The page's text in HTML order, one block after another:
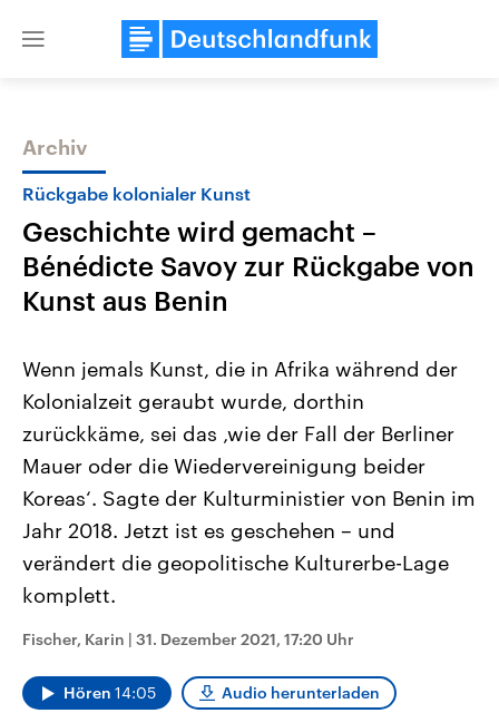
Close
Themen
Aktuelle Beiträge, Analysen und
Hintergründe
Wirtschaftlich und militärisch
gehören die Vereinigten Staaten zu
den mächtigsten Ländern der Erde,
mit großem Einfluss auf das
aktuelle Weltgeschehen.
Aktuelle Lage und
Der Überfall der
Terrororganisation Hamas
Oktober 2023 auf Israel
Region wieder die Gewalt
Israel möchte die Hamas
Libanon vom Iran
Sendungen Programm Podcasts
Archiv
Rückgabe kolonialer Kunst
Geschichte wird gemacht –
Bénédicte Savoy zur Rückgabe von
Kunst aus Benin
Wenn jemals Kunst, die in Afrika während der
Kolonialzeit geraubt wurde, dorthin
zurückkäme, sei das ‚wie der Fall der Berliner
Mauer oder die Wiedervereinigung beider
Koreas‘. Sagte der Kulturministier von Benin im
Jahr 2018. Jetzt ist es geschehen – und
verändert die geopolitische Kulturerbe-Lage
komplett.
Fischer, Karin | 31. Dezember 2021, 17:20 Uhr
Hören 14:05 Audio herunterladen